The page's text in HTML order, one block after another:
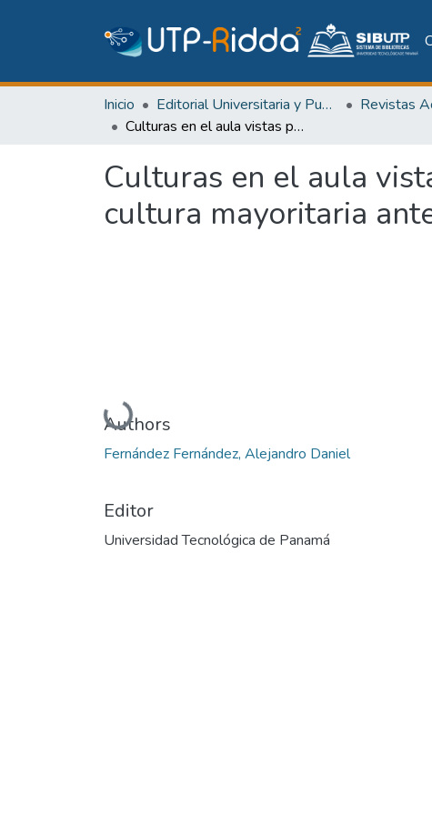
Inicio Editorial Universitaria y Publicaciones Seriadas Revistas
Culturas en el aula vistas por el alumnado. Actitudes de alumnos de cultura mayoritaria ante compañeros de minoritarias
Culturas en el aula
cultura mayoritaria
Cargando...
Authors
Fernández Fernández, Alejandro Daniel
Editor
Universidad Tecnológica de Panamá